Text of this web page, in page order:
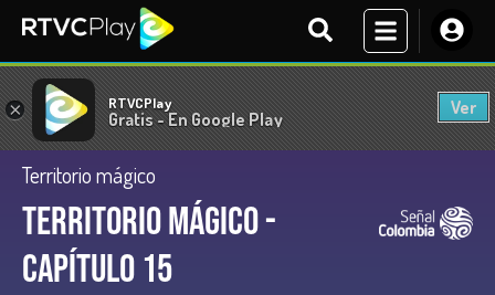
× RTVCPlay
Gratis - En Google Play
Ver
Territorio mágico
Territorio Mágico -
Capítulo 15